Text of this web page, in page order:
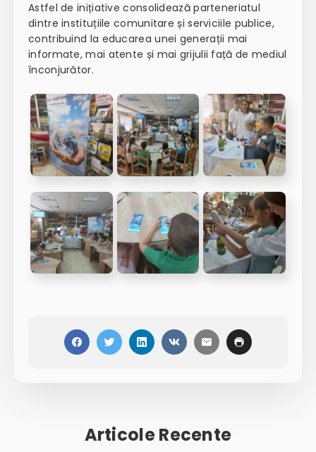
Astfel de inițiative consolidează parteneriatul
dintre instituțiile comunitare și serviciile publice,
contribuind la educarea unei generații mai
informate, mai atente și mai grijulii față de mediul
înconjurător.
Articole Recente